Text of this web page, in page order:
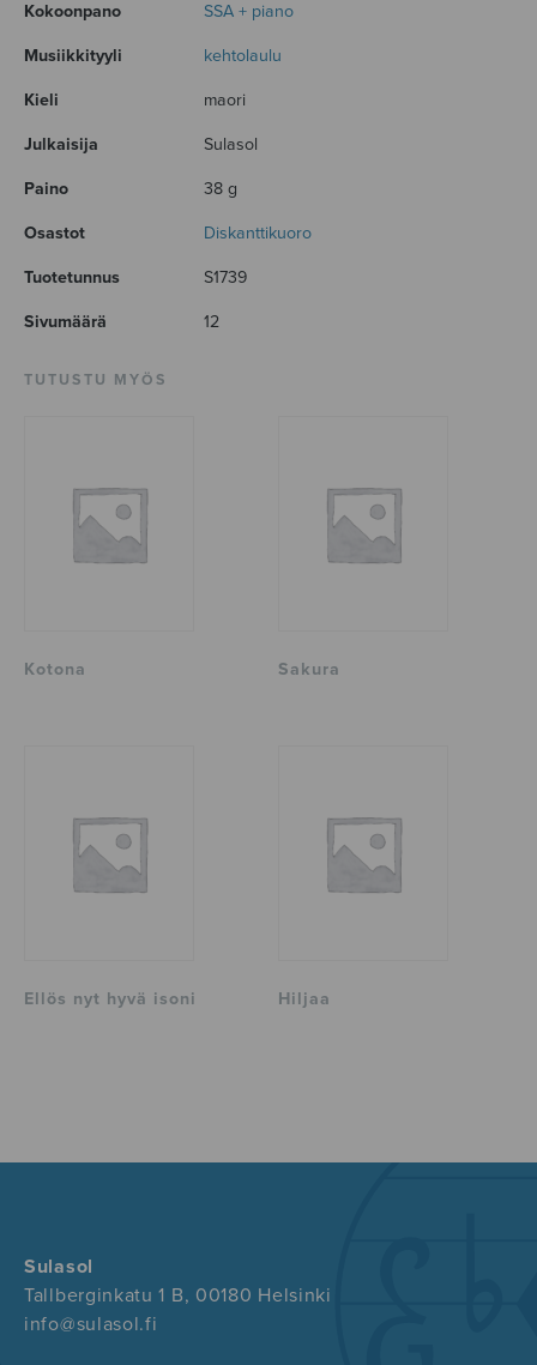
Kokoonpano SSA + piano
Musiikkityyli kehtolaulu
Kieli maori
Julkaisija Sulasol
Paino 38 g
Osastot Diskanttikuoro
Tuotetunnus S1739
Sivumäärä 12
TUTUSTU MYÖS
Kotona Sakura
Ellös nyt hyvä isoni Hiljaa
Sulasol
Tallberginkatu 1 B, 00180 Helsinki
info@sulasol.fi